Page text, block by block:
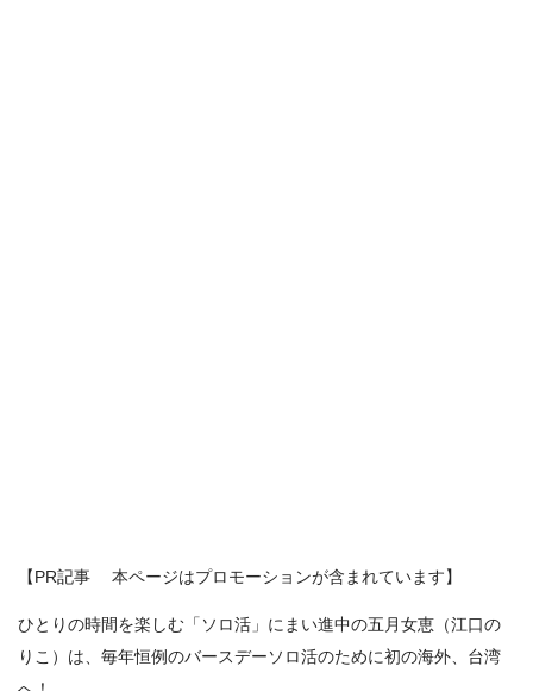
【PR記事 本ページはプロモーションが含まれています】
ひとりの時間を楽しむ「ソロ活」にまい進中の五月女恵（江口の
りこ）は、毎年恒例のバースデーソロ活のために初の海外、台湾